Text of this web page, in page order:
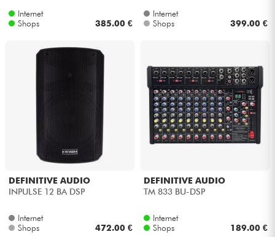
Internet
Shops
385.00 €
Internet
Shops
399.00 €
DEFINITIVE AUDIO
INPULSE 12 BA DSP
Internet
Shops
472.00 €
DEFINITIVE AUDIO
TM 833 BU-DSP
Internet
Shops
189.00 €